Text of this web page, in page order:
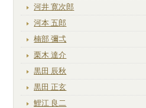
河井 寛次郎
河本 五郎
楠部 彌弌
栗木 達介
黒田 辰秋
黒田 正玄
鯉江 良二